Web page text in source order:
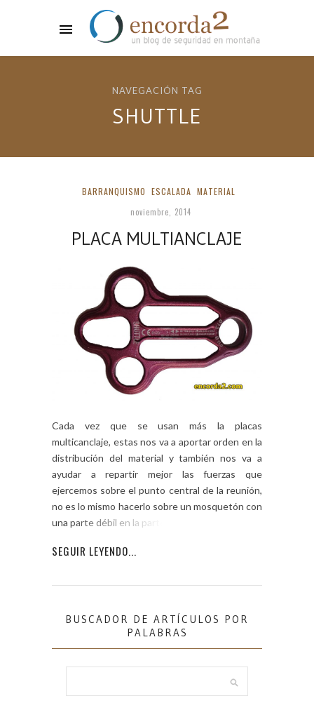
NAVEGACIÓN TAG
SHUTTLE
BARRANQUISMO ESCALADA MATERIAL
noviembre, 2014
PLACA MULTIANCLAJE
Cada vez que se usan más la placas
multicanclaje, estas nos va a aportar orden en la
distribución del material y también nos va a
ayudar a repartir mejor las fuerzas que
ejercemos sobre el punto central de la reunión,
no es lo mismo hacerlo sobre un mosquetón con
una parte débil en la parte de […]
SEGUIR LEYENDO...
BUSCADOR DE ARTÍCULOS POR
PALABRAS